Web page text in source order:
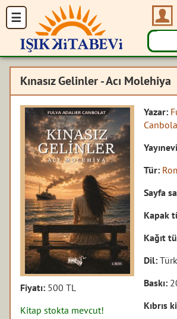
Kınasız Gelinler - Acı Molehiya
Fiyatı: 500 TL
Kitap stokta mevcut!
Yazar:
Tür:
Sayfa
Kapak
Kağıt
Dil:
Baskı:
Kıbrıs